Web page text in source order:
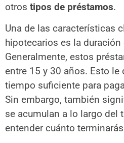
otros tipos de préstamos.
Una de las características
hipotecarios es la
Generalmente, estos
entre 15 y 30 años. Esto le
tiempo suficiente para
Sin embargo, también
se acumulan a lo largo del
entender cuánto